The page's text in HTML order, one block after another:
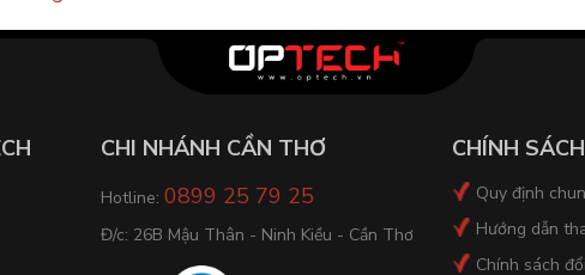
CHI NHÁNH CẦN THƠ
Hotline: 0899 25 79 25
Đ/c: 26B Mậu Thân - Ninh Kiều - Cần Thơ
CHÍNH SÁCH
Quy định
Hướng dẫn
Chính sách